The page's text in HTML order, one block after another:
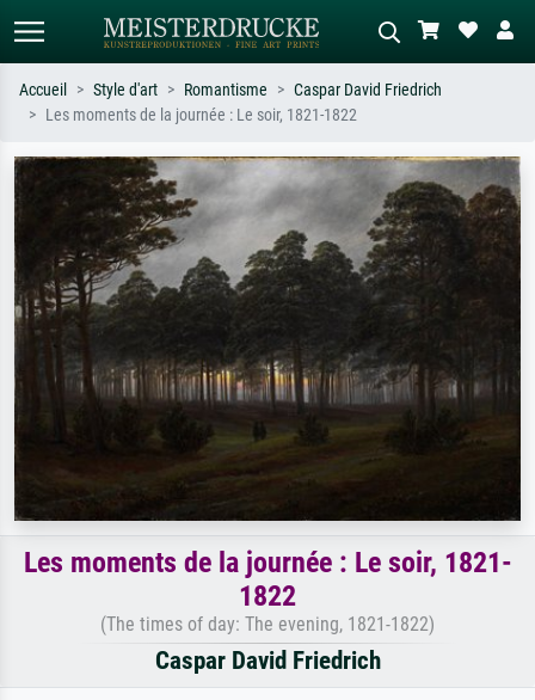
Recherchez par artiste, titre ou style –
ex. Monet, Nuit étoilée,
impressionnisme, vague de Hokusai,
nu.
Décrivez la scène – ex. prairie verte,
abstrait avec beaucoup de rouge,
tableau sombre, nu debout près d'un
arbre.
Accueil Style d'art Romantisme
Caspar David Friedrich
Les moments de la journée : Le soir, 1821-1822
Les moments de la journée : Le soir, 1821-
1822
(The times of day: The evening, 1821-1822)
Caspar David Friedrich